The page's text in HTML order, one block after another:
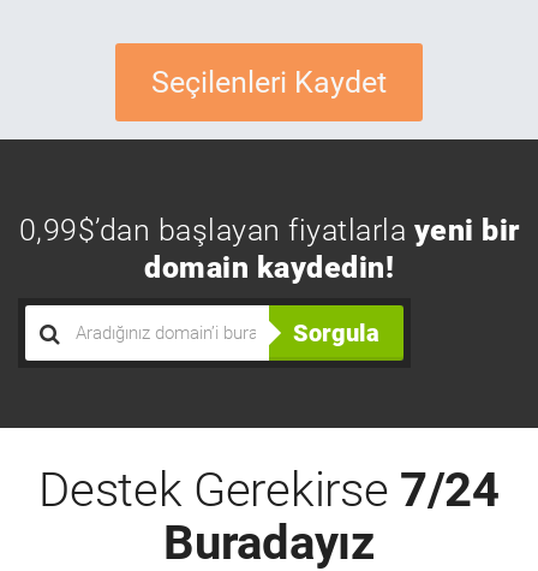
Seçilenleri Kaydet
0,99$’dan başlayan fiyatlarla yeni bir
domain kaydedin!
Sorgula
Destek Gerekirse 7/24
Buradayız